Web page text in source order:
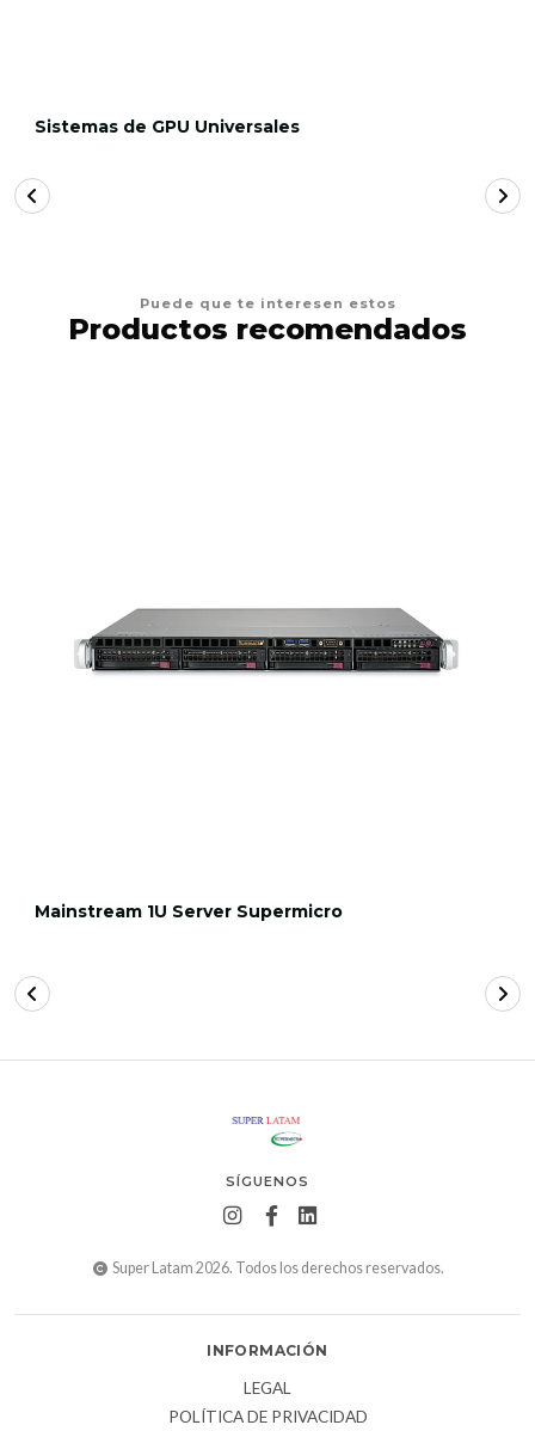
Sistemas de GPU Universales
Puede que te interesen estos
Productos recomendados
Mainstream 1U Server Supermicro
SÍGUENOS
Super Latam 2026. Todos los derechos reservados.
INFORMACIÓN
LEGAL
POLÍTICA DE PRIVACIDAD